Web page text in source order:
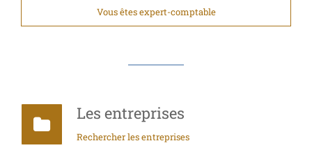
Vous êtes expert-comptable
Les entreprises
Rechercher les entreprises